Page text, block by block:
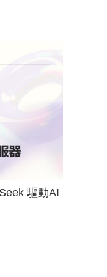
驅動AI